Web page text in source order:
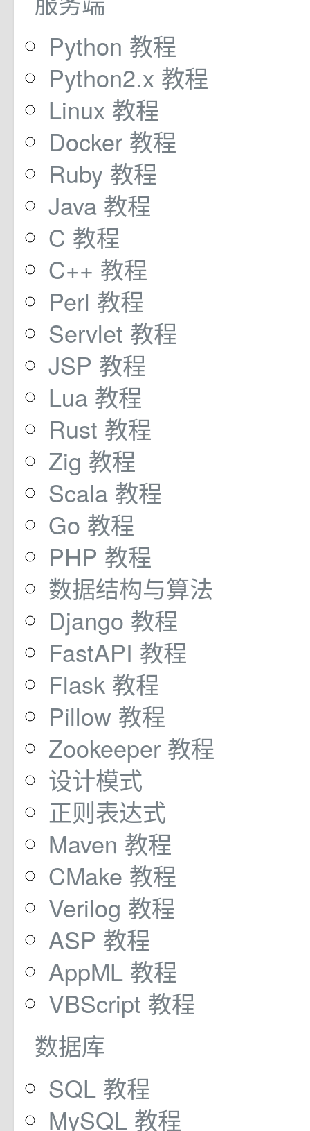
Python 教程
Python2.x 教程
Linux 教程
Docker 教程
Ruby 教程
Java 教程
C 教程
C++ 教程
Perl 教程
Servlet 教程
JSP 教程
Lua 教程
Rust 教程
Zig 教程
Scala 教程
Go 教程
PHP 教程
数据结构与算法
Django 教程
FastAPI 教程
Flask 教程
Pillow 教程
Zookeeper 教程
设计模式
正则表达式
Maven 教程
CMake 教程
Verilog 教程
ASP 教程
AppML 教程
VBScript 教程
数据库
SQL 教程
MySQL 教程